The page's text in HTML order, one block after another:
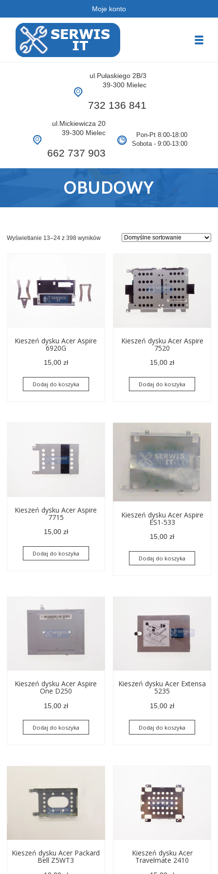
Moje konto
ul.Pułaskiego 2B/3
39-300 Mielec
732 136 841
ul.Mickiewicza 20
39-300 Mielec
662 737 903
Pon-Pt 8:00-18:00
Sobota - 9:00-13:00
OBUDOWY
Wyświetlanie 13–24 z 398 wyników
Kieszeń dysku Acer Aspire
6920G
15,00 zł
Dodaj do koszyka
Kieszeń dysku Acer Aspire
7520
15,00zł
Dodaj do koszyka
Kieszeń dysku Acer Aspire
7715
15,00 zł
Dodaj do koszyka
Kieszeń dysku Acer Aspire
ES1-533
15,00zł
Dodaj do koszyka
Kieszeń dysku Acer Aspire
One D250
15,00 zł
Dodaj do koszyka
Kieszeń dysku Acer Extensa
5235
15,00zł
Dodaj do koszyka
Kieszeń dysku Acer Packard
Bell Z5WT3
Kieszeń dysku Acer
Travelmate 2410